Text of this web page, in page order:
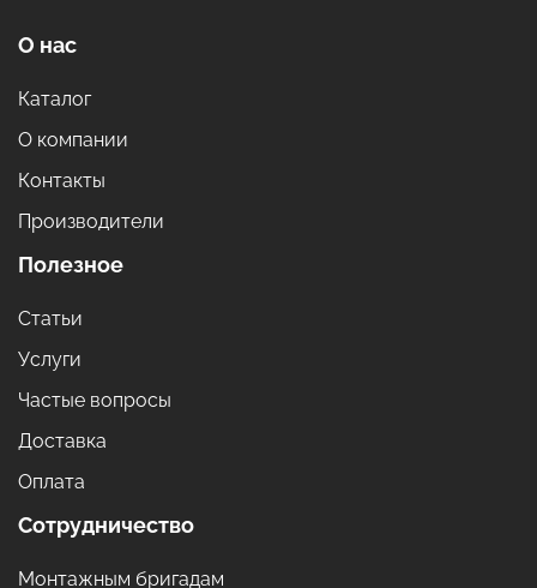
О нас
Каталог
О компании
Контакты
Производители
Полезное
Статьи
Услуги
Частые вопросы
Доставка
Оплата
Сотрудничество
Монтажным бригадам